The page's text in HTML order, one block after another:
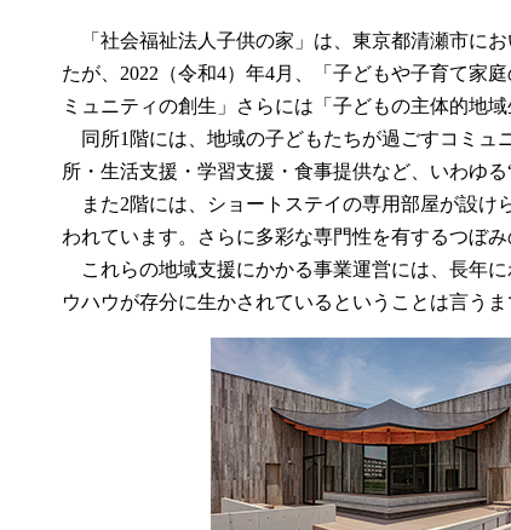
「社会福祉法人子供の家」は、東京都清瀬市に
たが、2022（令和4）年4月、「子どもや子育て家
ミュニティの創生」さらには「子どもの主体的地
同所1階には、地域の子どもたちが過ごすコミ
所・生活支援・学習支援・食事提供など、いわゆ
また2階には、ショートステイの専用部屋が設
われています。さらに多彩な専門性を有するつぼ
これらの地域支援にかかる事業運営には、長年
ウハウが存分に生かされているということは言うま